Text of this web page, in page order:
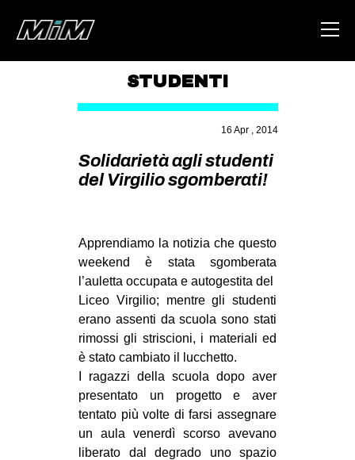
AREA
CSOA LAMBRETTA
MSM
STUDENTI TSUNAMI
ZAM
MILANO
MOBILITAZIONI
SPAZI
SPORT POPOLARE
STUDENTI
16 Apr , 2014
Solidarietà agli studenti
del Virgilio sgomberati!
Apprendiamo la notizia che questo
weekend è stata sgomberata
l’auletta occupata e autogestita del
Liceo Virgilio; mentre gli studenti
erano assenti da scuola sono stati
rimossi gli striscioni, i materiali ed
è stato cambiato il lucchetto.
I ragazzi della scuola dopo aver
presentato un progetto e aver
tentato più volte di farsi assegnare
un aula venerdì scorso avevano
liberato dal degrado uno spazio